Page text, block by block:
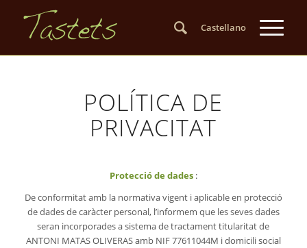
Castellano
POLÍTICA DE
PRIVACITAT
Protecció de dades:
De conformitat amb la normativa vigent i aplicable en protecció
de dades de caràcter personal, l’informem que les seves dades
seran incorporades a sistema de tractament titularitat de
ANTONI MATAS OLIVERAS amb NIF 77611044M i domicili social